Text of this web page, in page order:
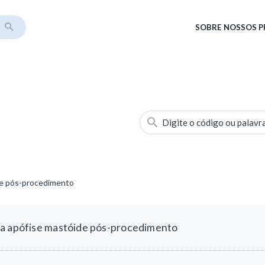
SOBRE NOSSOS
Digite o código ou
pós-procedimento
apófise mastóide pós-procedimento